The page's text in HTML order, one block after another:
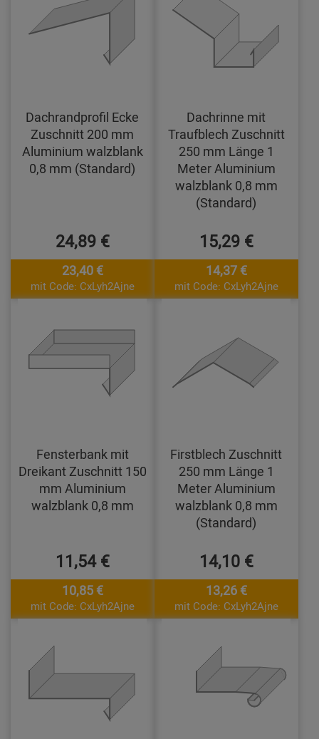
Dachrandprofil Ecke
Zuschnitt 200 mm
Aluminium walzblank
0,8 mm (Standard)
24,89 €
23,40 €
mit Code: CxLyh2Ajne
Dachrinne mit
Traufblech Zuschnitt
250 mm Länge 1
Meter Aluminium
walzblank 0,8 mm
(Standard)
15,29 €
14,37 €
mit Code: CxLyh2Ajne
Fensterbank mit
Dreikant Zuschnitt 150
mm Aluminium
walzblank 0,8 mm
11,54 €
10,85 €
mit Code: CxLyh2Ajne
Firstblech Zuschnitt
250 mm Länge 1
Meter Aluminium
walzblank 0,8 mm
(Standard)
14,10 €
13,26 €
mit Code: CxLyh2Ajne